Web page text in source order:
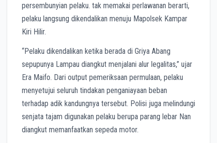
persembunyian pelaku. tak memakai perlawanan berarti,
pelaku langsung dikendalikan menuju Mapolsek Kampar
Kiri Hilir.
“Pelaku dikendalikan ketika berada di Griya Abang
sepupunya Lampau diangkut menjalani alur legalitas,” ujar
Era Maifo. Dari output pemeriksaan permulaan, pelaku
menyetujui seluruh tindakan penganiayaan beban
terhadap adik kandungnya tersebut. Polisi juga melindungi
senjata tajam digunakan pelaku berupa parang lebar Nan
diangkut memanfaatkan sepeda motor.